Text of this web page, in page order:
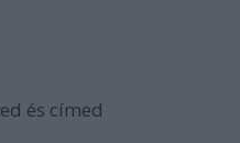
és címed